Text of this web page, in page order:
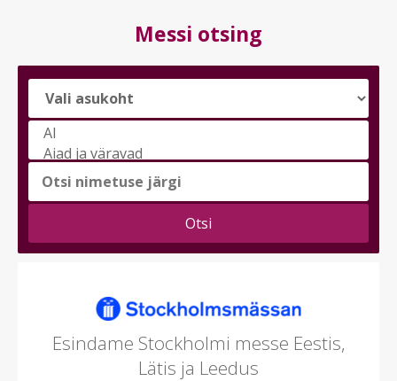
Messi otsing
Vali
messi
teema
valida
Esindame Stockholmi messe Eestis,
Lätis ja Leedus